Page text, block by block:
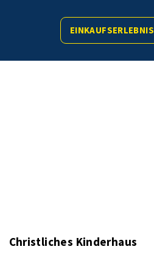
EINKAUFSERLEBNIS
Christliches Kinderhaus